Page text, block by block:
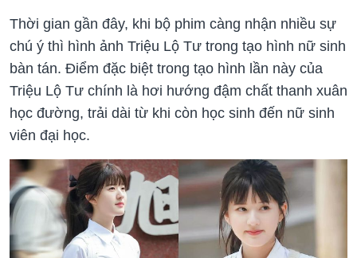
Thời gian gần đây, khi bộ phim càng nhận nhiều sự
chú ý thì hình ảnh Triệu Lộ Tư trong tạo hình nữ sinh
bàn tán. Điểm đặc biệt trong tạo hình lần này của
Triệu Lộ Tư chính là hơi hướng đậm chất thanh xuân
học đường, trải dài từ khi còn học sinh đến nữ sinh
viên đại học.